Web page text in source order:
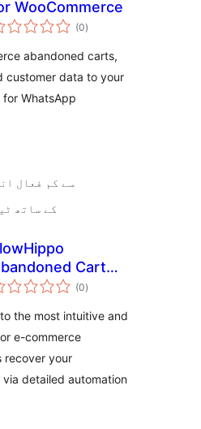
WooCommerce
(0مجموعی
درجہ
)
abandoned carts,
customer data to your
WhatsApp
10 سے کم فعال
7.0.3 کے ساتھ
Cart
(0مجموعی
درجہ
)
the most intuitive and
e-commerce
recover your
detailed automation